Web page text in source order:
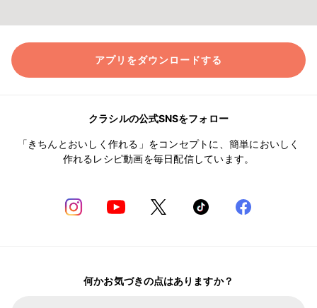
アプリをダウンロードする
クラシルの公式SNSをフォロー
「きちんとおいしく作れる」をコンセプトに、簡単においしく
作れるレシピ動画を毎日配信しています。
何かお気づきの点はありますか？